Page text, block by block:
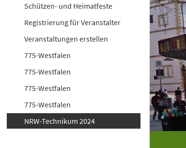
Schützen- und Heimatfeste
Registrierung für Veranstalter
Veranstaltungen erstellen
775-Westfalen
775-Westfalen
775-Westfalen
775-Westfalen
NRW-Technikum 2024